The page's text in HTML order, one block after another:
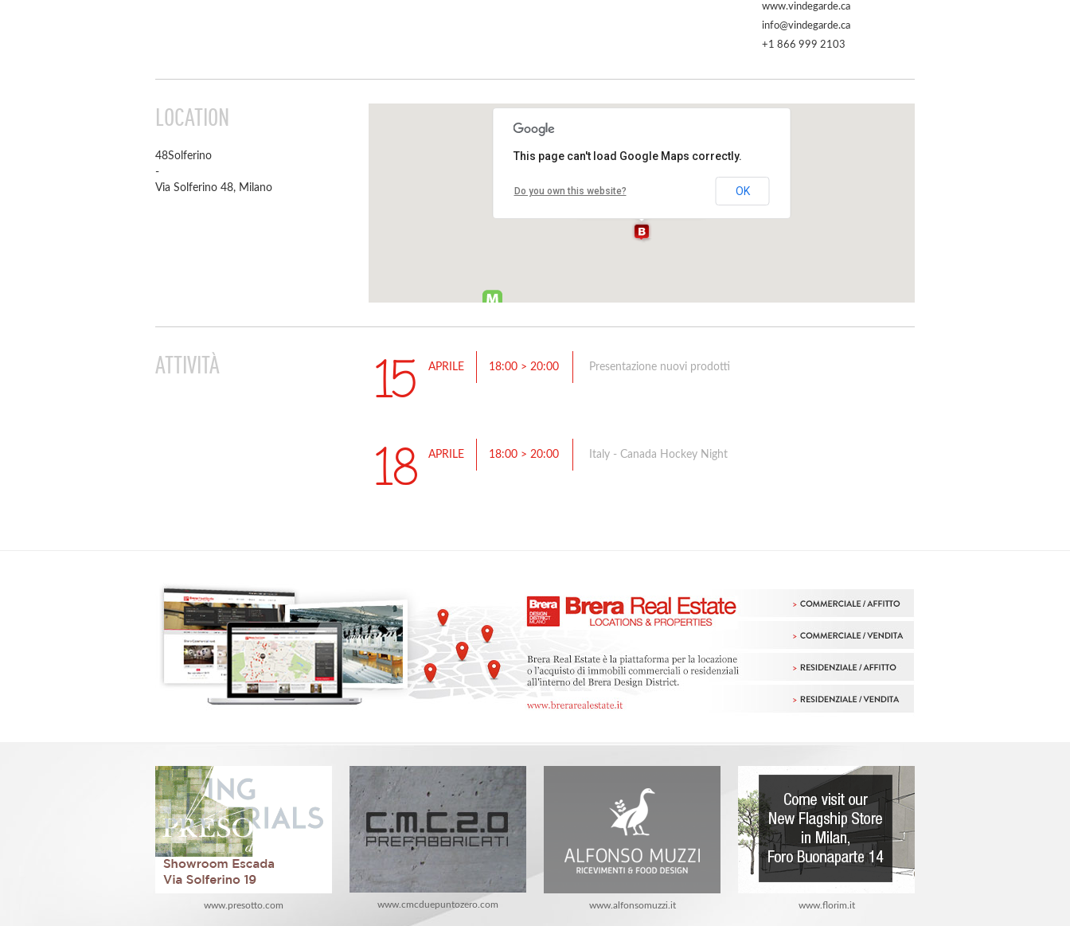
www.vindegarde.ca
info@vindegarde.ca
+1 866 999 2103
LOCATION
48Solferino
-
Via Solferino 48, Milano
48Solferino
Via Solferino 48, Milano
This page can't load Google Maps correctly.
Do you own this website? OK
ATTIVITÀ 15 APRILE 18:00 > 20:00 Presentazione nuovi prodotti
18 APRILE 18:00 > 20:00 Italy - Canada Hockey Night
www.presotto.com www.cmcduepuntozero.com www.alfonsomuzzi.it www.florim.it